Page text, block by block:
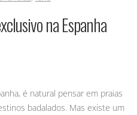
na Espanha
é natural pensar em praias
badalados. Mas existe um